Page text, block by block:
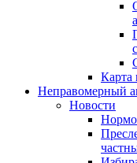
Карта
Неправомерный
Новости